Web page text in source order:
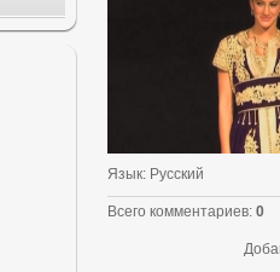
Язык: Русский
Всего комментариев: 0